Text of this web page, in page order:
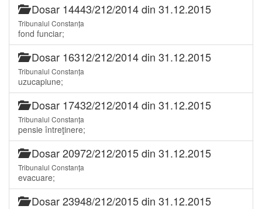
Dosar 14443/212/2014 din 31.12.2015
Tribunalul Constanța
fond funciar;
Dosar 16312/212/2014 din 31.12.2015
Tribunalul Constanța
uzucapiune;
Dosar 17432/212/2014 din 31.12.2015
Tribunalul Constanța
pensie întreţinere;
Dosar 20972/212/2015 din 31.12.2015
Tribunalul Constanța
evacuare;
Dosar 23948/212/2015 din 31.12.2015